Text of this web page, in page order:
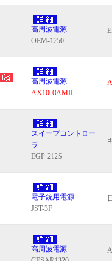
高周波電源
OEM-1250
高周波電源
AX1000AMII
スイープコントロー
ラ
EGP-212S
電子銃用電源
JST-3F
高周波電源